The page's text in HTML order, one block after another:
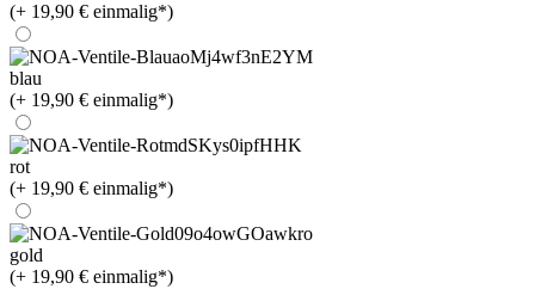
(+ 19,90 € einmalig*)
blau
(+ 19,90 € einmalig*)
rot
(+ 19,90 € einmalig*)
gold
(+ 19,90 € einmalig*)